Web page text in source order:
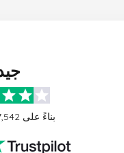
بناءً على 27,542 الآراء